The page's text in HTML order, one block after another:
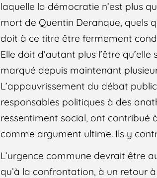
laquelle la démocratie n’est plus
mort de Quentin Deranque, quels
doit à ce titre être fermement
Elle doit d’autant plus l’être
marqué depuis maintenant
L’appauvrissement du débat
responsables politiques à des
ressentiment social, ont contribué
comme argument ultime. Ils y
L’urgence commune devrait être
qu’à la confrontation, à un retour